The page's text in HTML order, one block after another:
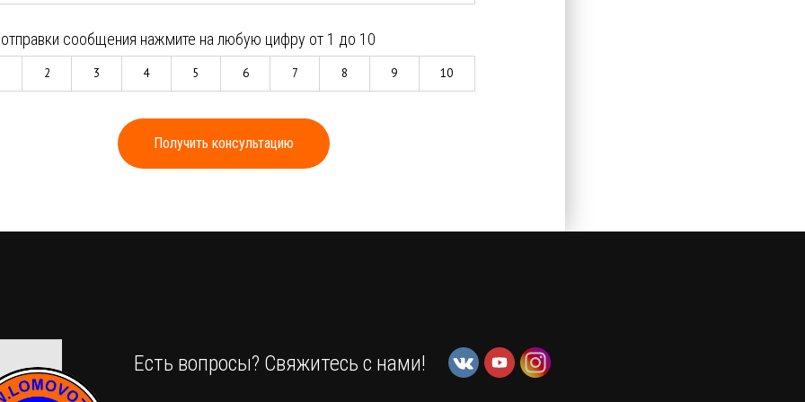
сообщения нажмите на любую цифру от 1 до 10
2 3 4 5 6 7 8 9 10
Получить консультацию
Есть вопросы? Свяжитесь с нами!